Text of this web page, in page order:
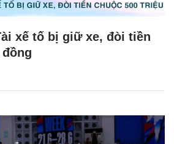
xế tố bị giữ xe, đòi tiền